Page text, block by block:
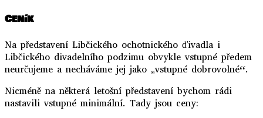
Ceník
Na představení Libčického ochotnického ďivadla i
Libčického divadelního podzimu obvykle vstupné předem
neurčujeme a necháváme jej jako „vstupné dobrovolné“.
Nicméně na některá letošní představení bychom rádi
nastavili vstupné minimální. Tady jsou ceny: